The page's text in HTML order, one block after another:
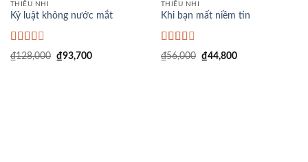
Wishlist
THIẾU NHI
Kỷ luật không nước mắt
Được
xếp
₫128,000 ₫93,700
THIẾU NHI
Khi bạn mất niềm tin
Được
xếp
₫56,000 ₫44,800